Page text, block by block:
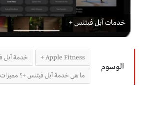
خدمات آبل فيتنس +
الوسوم
Apple Fitness + خدمة آبل
ما هي خدمة آبل فيتنس +؟